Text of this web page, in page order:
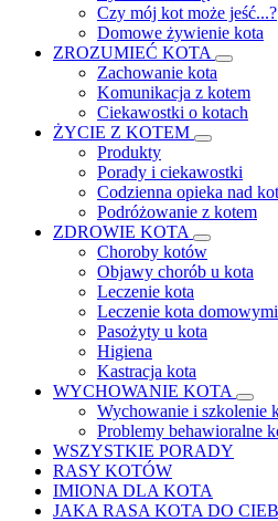
Czy mój kot może jeść...?
Domowe żywienie kota
ZROZUMIEĆ KOTA
Zachowanie kota
Komunikacja z kotem
Ciekawostki o kotach
ŻYCIE Z KOTEM
Produkty
Porady i ciekawostki
Codzienna opieka nad
Podróżowanie z kotem
ZDROWIE KOTA
Choroby kotów
Objawy chorób u kota
Leczenie kota
Leczenie kota
Pasożyty u kota
Higiena
Kastracja kota
WYCHOWANIE KOTA
Wychowanie i szkolenie
Problemy behawioralne
WSZYSTKIE PORADY
RASY KOTÓW
IMIONA DLA KOTA
JAKA RASA KOTA DO